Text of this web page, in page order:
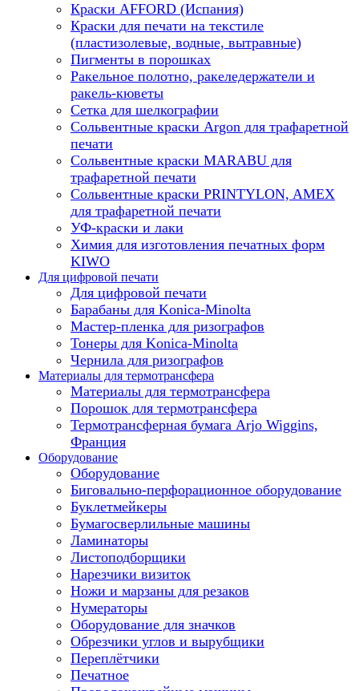
Краски AFFORD (Испания)
Краски для печати на текстиле
(пластизолевые, водные, вытравные)
Пигменты в порошках
Ракельное полотно, ракеледержатели и
ракель-кюветы
Сетка для шелкографии
Сольвентные краски Argon для трафаретной
печати
Сольвентные краски MARABU для
трафаретной печати
Сольвентные краски PRINTYLON, AMEX
для трафаретной печати
УФ-краски и лаки
Химия для изготовления печатных форм
KIWO
Для цифровой печати
Для цифровой печати
Барабаны для Konica-Minolta
Мастер-пленка для ризографов
Тонеры для Konica-Minolta
Чернила для ризографов
Материалы для термотрансфера
Материалы для термотрансфера
Порошок для термотрансфера
Термотрансферная бумага Arjo Wiggins,
Франция
Оборудование
Оборудование
Биговально-перфорационное оборудование
Буклетмейкеры
Бумагосверлильные машины
Ламинаторы
Листоподборщики
Нарезчики визиток
Ножи и марзаны для резаков
Нумераторы
Оборудование для значков
Обрезчики углов и вырубщики
Переплётчики
Печатное